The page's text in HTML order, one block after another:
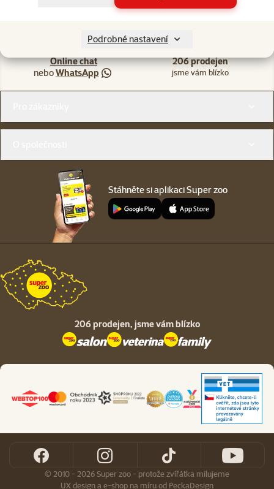
Podrobné nastavení
321 000 180
Online chat
neboWhatsApp
206 prodejen
jsme vám blízko
Stáhněte si aplikaci Super zoo
206 prodejen, jsme vám blízko
© 2010 - 2026 Super zoo - protože zvířátka milujeme
UX designa e-shop na míruod PeckaDesign